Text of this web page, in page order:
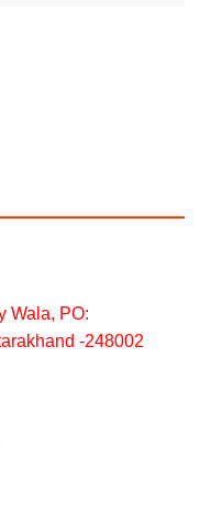
Wala, PO:
-248002